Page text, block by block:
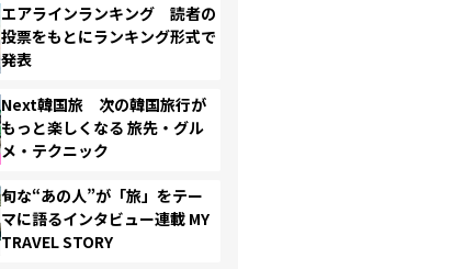
エアラインランキング 読者の
投票をもとにランキング形式で
発表
Next韓国旅 次の韓国旅行が
もっと楽しくなる 旅先・グル
メ・テクニック
旬な“あの人”が「旅」をテー
マに語るインタビュー連載 MY
TRAVEL STORY